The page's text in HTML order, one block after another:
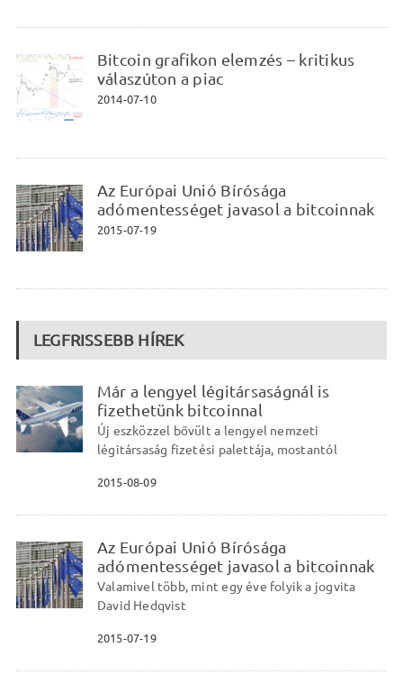
Bitcoin grafikon elemzés – kritikus
válaszúton a piac
2014-07-10
Az Európai Unió Bírósága
adómentességet javasol a bitcoinnak
2015-07-19
LEGFRISSEBB HÍREK
Már a lengyel légitársaságnál is
fizethetünk bitcoinnal
Új eszközzel bővült a lengyel nemzeti
légitársaság fizetési palettája, mostantól
2015-08-09
Az Európai Unió Bírósága
adómentességet javasol a bitcoinnak
Valamivel több, mint egy éve folyik a jogvita
David Hedqvist
2015-07-19